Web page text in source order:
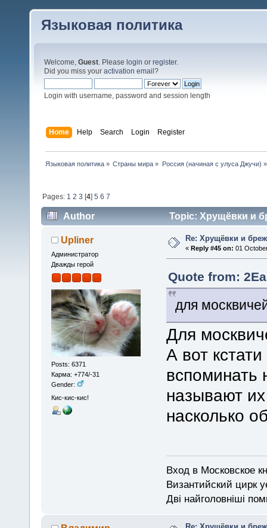
Языковая политика
Welcome, Guest. Please login or register.
Did you miss your activation email ?
Login with username, password and session length
Home Help Search Login Register
Языковая политика» Страны мира » Россия (начиная с улуса Джучи) »
Pages: 1 2 3 [4]5 6 7
Author Topic: Хрущёвки и
Upliner
Администратор
Дважды герой
Posts: 6371
Карма: +774/-31
Gender:
Кис-кис-кис!
Re: Хрущёвки и
«Reply #45 on: 01
Quote from:
для
Для
А вот
вспоминать
называют
насколько
Вход в Московское
Византийский цирк
Дві найголовніші